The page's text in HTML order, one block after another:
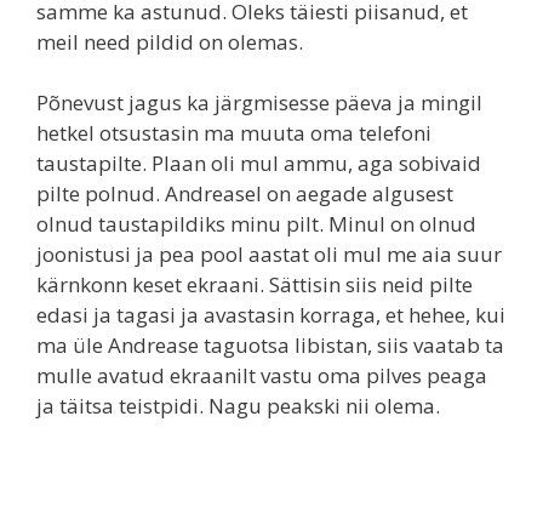
samme ka astunud. Oleks täiesti piisanud, et
meil need pildid on olemas.
Põnevust jagus ka järgmisesse päeva ja mingil
hetkel otsustasin ma muuta oma telefoni
taustapilte. Plaan oli mul ammu, aga sobivaid
pilte polnud. Andreasel on aegade algusest
olnud taustapildiks minu pilt. Minul on olnud
joonistusi ja pea pool aastat oli mul me aia suur
kärnkonn keset ekraani. Sättisin siis neid pilte
edasi ja tagasi ja avastasin korraga, et hehee, kui
ma üle Andrease taguotsa libistan, siis vaatab ta
mulle avatud ekraanilt vastu oma pilves peaga
ja täitsa teistpidi. Nagu peakski nii olema.